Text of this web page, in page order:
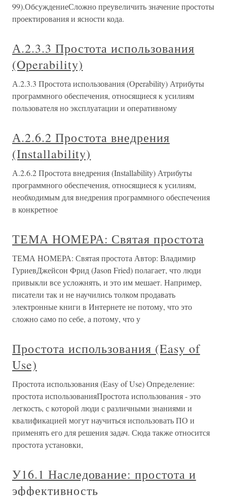
99).ОбсуждениеСложно преувеличить значение простоты
проектирования и ясности кода.
А.2.3.3 Простота использования
(Operability)
А.2.3.3 Простота использования (Operability) Атрибуты
программного обеспечения, относящиеся к усилиям
пользователя но эксплуатации и оперативному
А.2.6.2 Простота внедрения
(Installability)
А.2.6.2 Простота внедрения (Installability) Атрибуты
программного обеспечения, относящиеся к усилиям,
необходимым для внедрения программного обеспечения
в конкретное
ТЕМА НОМЕРА: Святая простота
ТЕМА НОМЕРА: Святая простота Автор: Владимир
ГуриевДжейсон Фрид (Jason Fried) полагает, что люди
привыкли все усложнять, и это им мешает. Например,
писатели так и не научились толком продавать
электронные книги в Интернете не потому, что это
сложно само по себе, а потому, что у
Простота использования (Easy of
Use)
Простота использования (Easy of Use) Определение:
простота использованияПростота использования - это
легкость, с которой люди с различными знаниями и
квалификацией могут научиться использовать ПО и
применять его для решения задач. Сюда также относится
простота установки,
У16.1 Наследование: простота и
эффективность